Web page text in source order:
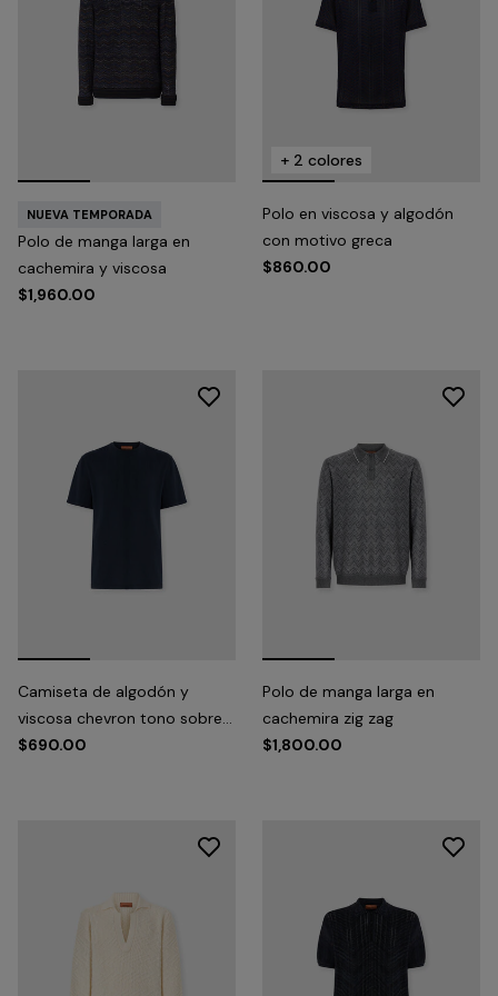
NUEVA TEMPORADA
Polo de manga larga en
cachemira y viscosa
$1,960.00
+ 2 colores
Polo en viscosa y algodón
con motivo greca
$860.00
Camiseta de algodón y
viscosa chevron tono sobre
tono con cuello redondo
$690.00
Polo de manga larga en
cachemira zig zag
$1,800.00